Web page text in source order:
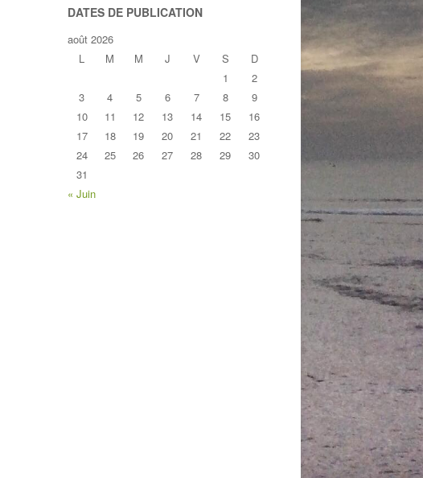
DATES DE PUBLICATION
août 2026
L
M M J V S
D
1
2
3
4 5 6 7 8
9
10
11 12 13 14 15
16
17
18 19 20 21 22
23
24
25 26 27 28 29
30
31
« Juin